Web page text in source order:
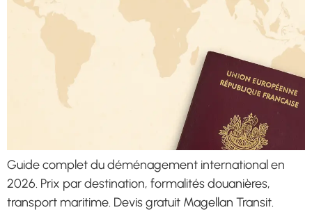
Guide complet du déménagement international en
2026. Prix par destination, formalités douanières,
transport maritime. Devis gratuit Magellan Transit.